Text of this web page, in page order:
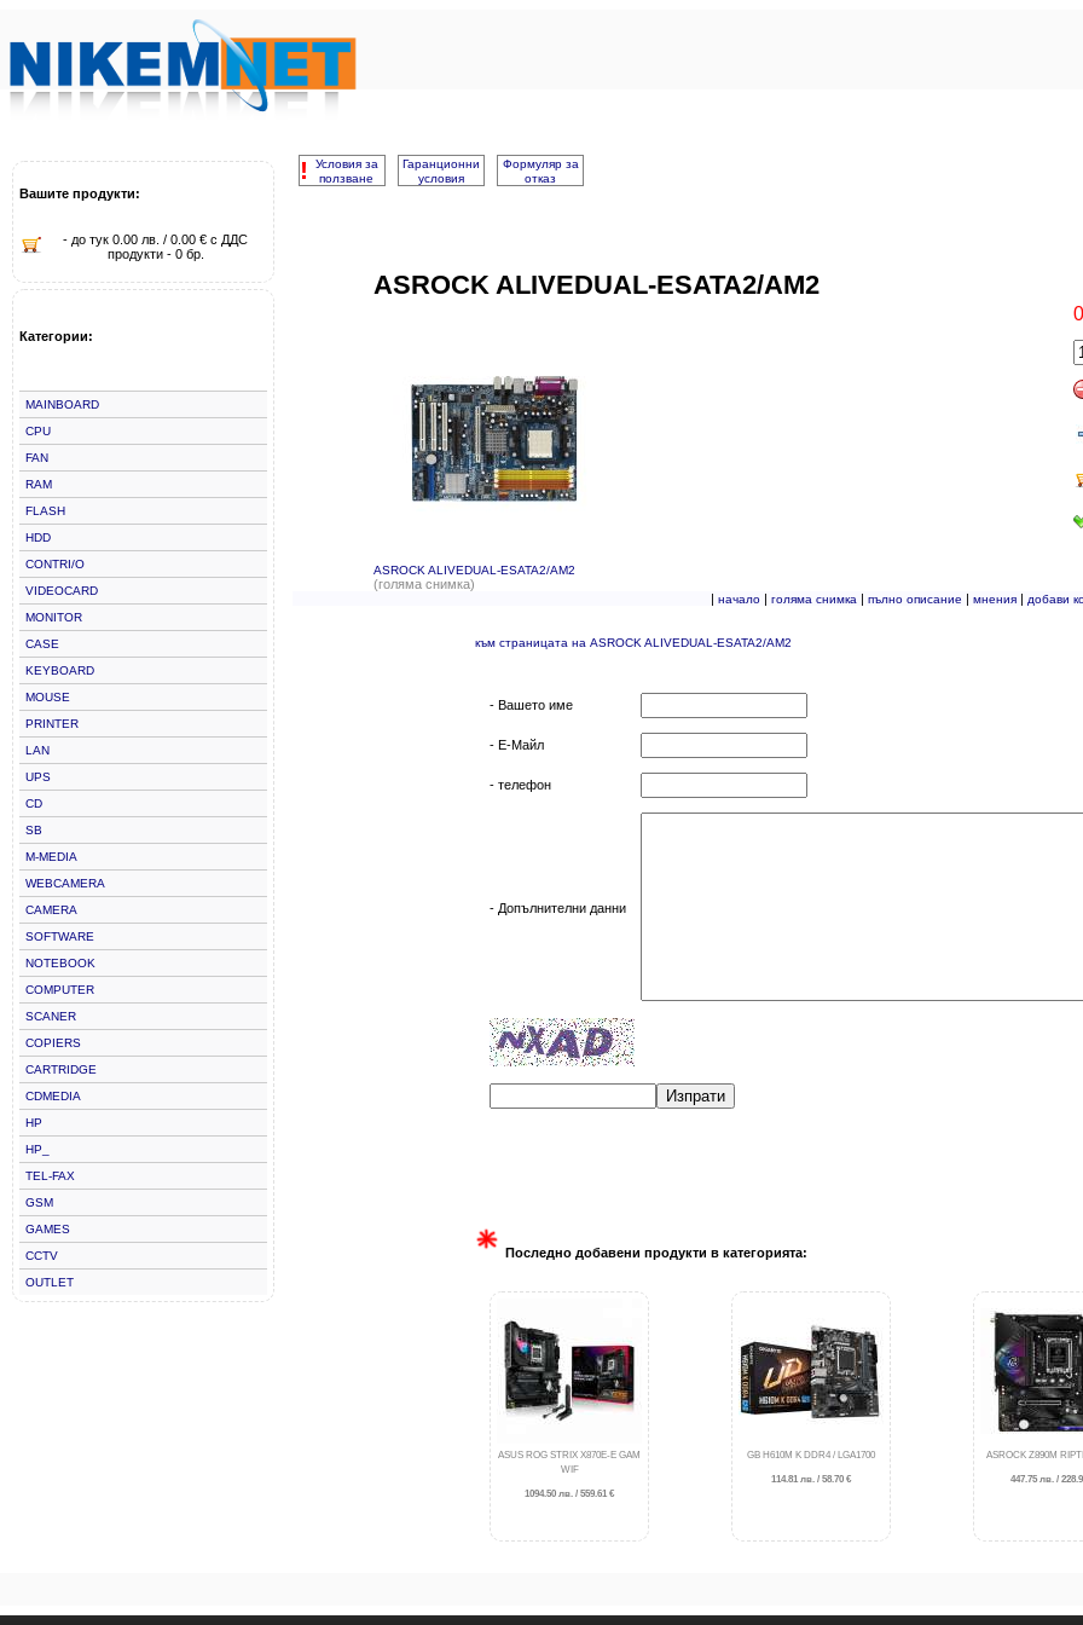
Вашите продукти:
- до тук 0.00 лв. / 0.00 € с ДДС
продукти - 0 бр.
Категории:
MAINBOARD
CPU
FAN
RAM
FLASH
HDD
CONTRI/O
VIDEOCARD
MONITOR
CASE
KEYBOARD
MOUSE
PRINTER
LAN
UPS
CD
SB
M-MEDIA
WEBCAMERA
CAMERA
SOFTWARE
NOTEBOOK
COMPUTER
SCANER
COPIERS
CARTRIDGE
CDMEDIA
HP
HP_
TEL-FAX
GSM
GAMES
CCTV
OUTLET
!
Условия за
ползване
Гаранционни
условия
Формуляр за
отказ
ASROCK ALIVEDUAL-ESATA2/AM2
ASROCK ALIVEDUAL-ESATA2/AM2
(голяма снимка)
| начало| голяма снимка | пълно описание | мнения| добави
към страницата на ASROCK ALIVEDUAL-ESATA2/AM2
- Вашето име
- Е-Майл
- телефон
- Допълнителни данни
Изпрати
Последно добавени продукти в категорията:
ASUS ROG STRIX X870E-E GAM
WIF
1094.50 лв. / 559.61 €
GB H610M K DDR4 / LGA1700
114.81 лв. / 58.70 €
ASROCK Z890M
447.75 лв. /